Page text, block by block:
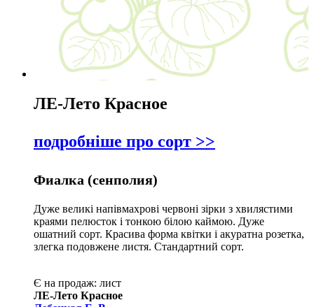
ЛЕ-Лето Красное
подробніше про сорт >>
Фиалка (сенполия)
Дуже великі напівмахрові червоні зірки з хвилястими
краями пелюсток і тонкою білою каймою. Дуже
ошатний сорт. Красива форма квітки і акуратна розетка,
злегка подовжене листя. Стандартний сорт.
Є на продаж: лист
ЛЕ-Лето Красное